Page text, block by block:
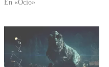
En «Ocio»